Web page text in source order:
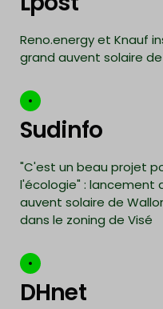
Reno.energy et Knauf
grand auvent solaire
Sudinfo
"C'est un beau projet
l'écologie" : lancement
auvent solaire de
dans le zoning de Visé
DHnet